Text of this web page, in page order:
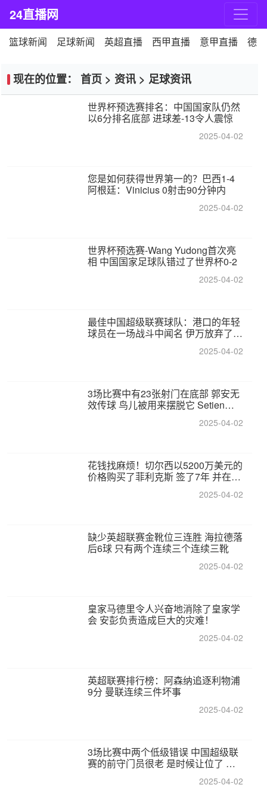
24直播网
篮球新闻 足球新闻 英超直播 西甲直播 意甲直播 德
现在的位置： 首页 > 资讯 > 足球资讯
世界杯预选赛排名：中国国家队仍然
以6分排名底部 进球差-13令人震惊
2025-04-02
您是如何获得世界第一的？巴西1-4
阿根廷：Vinicius 0射击90分钟内
2025-04-02
世界杯预选赛-Wang Yudong首次亮
相 中国国家足球队错过了世界杯0-2
2025-04-02
最佳中国超级联赛球队：港口的年轻
球员在一场战斗中闻名 伊万放弃了泰
2025-04-02
3场比赛中有23张射门在底部 郭安无
效传球 鸟儿被用来摆脱它 Setien痴
2025-04-02
花钱找麻烦！切尔西以5200万美元的
价格购买了菲利克斯 签了7年 并在半
2025-04-02
缺少英超联赛金靴位三连胜 海拉德落
后6球 只有两个连续三个连续三靴
2025-04-02
皇家马德里令人兴奋地消除了皇家学
会 安彭负责造成巨大的灾难！
2025-04-02
英超联赛排行榜：阿森纳追逐利物浦
9分 曼联连续三件坏事
2025-04-02
3场比赛中两个低级错误 中国超级联
赛的前守门员很老 是时候让位了 最
2025-04-02